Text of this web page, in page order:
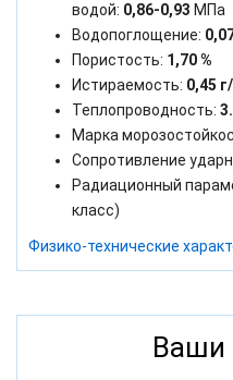
водой: 0,86-0,93 МПа
Водопоглощение:
Пористость: 1,70 %
Истираемость: 0,45
Теплопроводность:
Марка
Сопротивление
Радиационный
класс)
Физико-технические
Ваши